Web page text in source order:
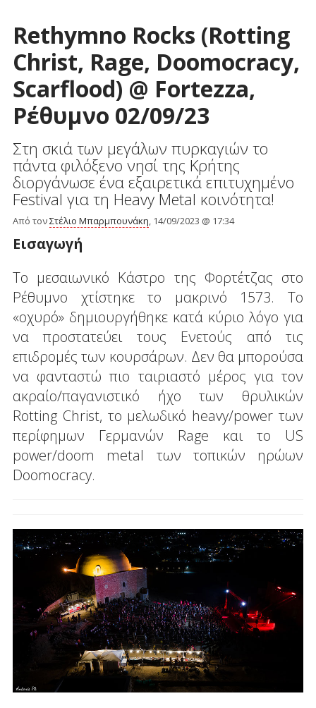
Rethymno Rocks (Rotting
Christ, Rage, Doomocracy,
Scarflood) @ Fortezza,
Ρέθυμνο 02/09/23
Στη σκιά των μεγάλων πυρκαγιών το
πάντα φιλόξενο νησί της Κρήτης
διοργάνωσε ένα εξαιρετικά επιτυχημένο
Festival για τη Heavy Metal κοινότητα!
Από τονΣτέλιο Μπαρμπουνάκη, 14/09/2023 @ 17:34
Εισαγωγή
Το μεσαιωνικό Κάστρο της Φορτέτζας στο
Ρέθυμνο χτίστηκε το μακρινό 1573. Το
«οχυρό» δημιουργήθηκε κατά κύριο λόγο για
να προστατεύει τους Ενετούς από τις
επιδρομές των κουρσάρων. Δεν θα μπορούσα
να φανταστώ πιο ταιριαστό μέρος για τον
ακραίο/παγανιστικό ήχο των θρυλικών
Rotting Christ, το μελωδικό heavy/power των
περίφημων Γερμανών Rage και το US
power/doom metal των τοπικών ηρώων
Doomocracy.